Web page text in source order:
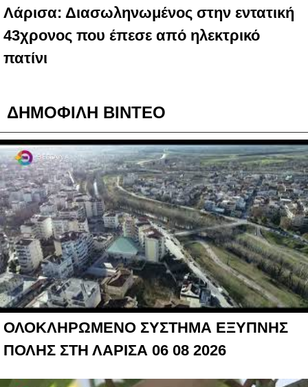
Λάρισα: Διασωληνωμένος στην εντατική
43χρονος που έπεσε από ηλεκτρικό
πατίνι
ΔΗΜΟΦΙΛΗ ΒΙΝΤΕΟ
ΟΛΟΚΛΗΡΩΜΕΝΟ ΣΥΣΤΗΜΑ ΕΞΥΠΝΗΣ
ΠΟΛΗΣ ΣΤΗ ΛΑΡΙΣΑ 06 08 2026